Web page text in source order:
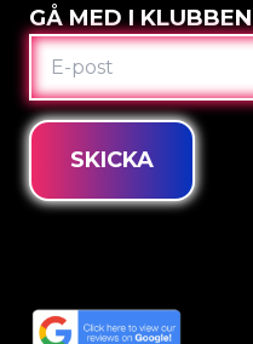
GÅ MED I KLUBBEN
E-
POST
SKICKA